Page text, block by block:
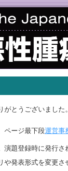
とうございました。
ページ最下段運営事
演題登録時に発行さ
や発表形式を変更